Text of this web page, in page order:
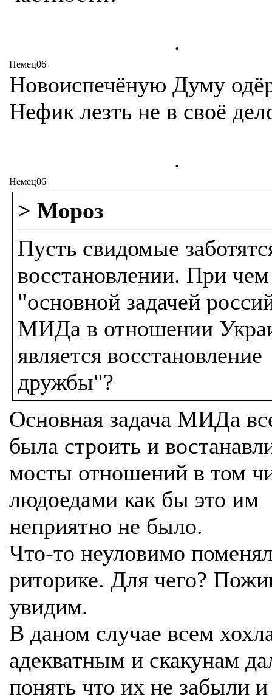
.
Немец06
Новоиспечёную Думу
Нефик лезть не в своё
.
Немец06
> Мороз
Пусть свидомые
восстановлении. При чем
"основной задачей
МИДа в отношении
является восстановление
дружбы"?
Основная задача МИДа
была строить и
мосты отношений в том
людоедами как бы это им
неприятно не было.
Что-то неуловимо
риторике. Для чего?
увидим.
В даном случае всем
адекватным и скакунам
понять что их не забыли